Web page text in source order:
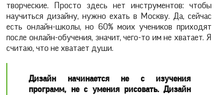
творческие. Просто здесь нет инструментов: чтобы
научиться дизайну, нужно ехать в Москву. Да, сейчас
есть онлайн-школы, но 60% моих учеников приходят
после онлайн-обучения, значит, чего-то им не хватает. Я
считаю, что не хватает души.
Дизайн начинается не с изучения
программ, не с умения рисовать. Дизайн